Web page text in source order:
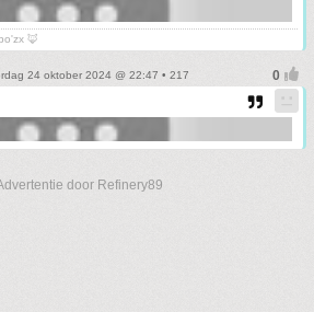
🦊
24 oktober 2024 @ 22:47 • 217
door Refinery89